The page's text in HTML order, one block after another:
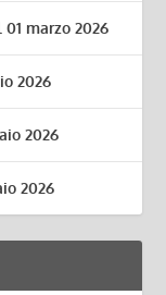
marzo 2026
2026
2026
2026